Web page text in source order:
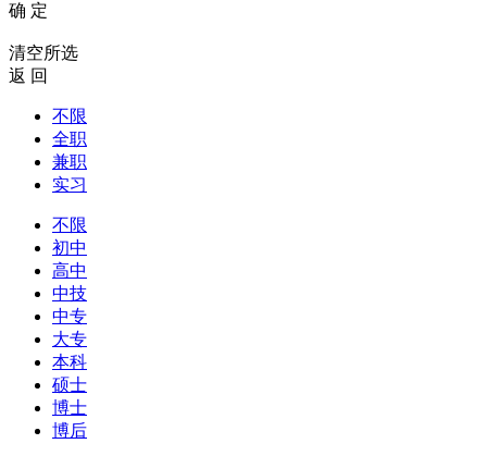
确 定
清空所选
返 回
不限
全职
兼职
实习
不限
初中
高中
中技
中专
大专
本科
硕士
博士
博后